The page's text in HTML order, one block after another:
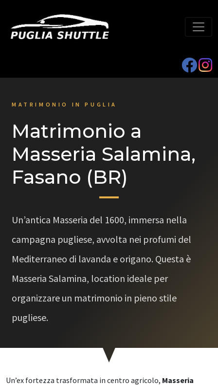
MATRIMONIO IN PUGLIA
Matrimonio a
Masseria Salamina,
Fasano (BR)
Un’antica Masseria del 1600, immersa nella
campagna pugliese, avvolta nei profumi del
Mediterraneo di lavanda e origano. Questa è
Masseria Salamina, location ideale per
organizzare un matrimonio in pieno stile
pugliese.
Un’ex fortezza trasformata in centro agricolo, Masseria